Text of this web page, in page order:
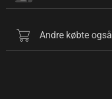
Andre købte også